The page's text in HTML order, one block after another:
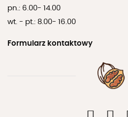
pn.: 6.00- 14.00
wt. - pt.: 8.00- 16.00
Formularz kontaktowy